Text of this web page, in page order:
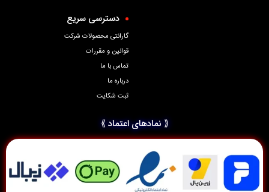
دسترسی سریع
گارانتی محصولات شرکت
قوانین و مقررات
تماس با ما
درباره ما
ثبت شکایت
⟪ نمادهای اعتماد ⟫